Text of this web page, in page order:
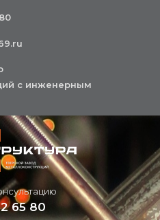
с инженерным
65 80